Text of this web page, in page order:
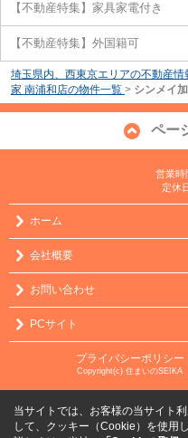
【不動産特集】家具家電付き
【不動産特集】外国籍可
埼玉県内、西東京エリアの不動産
家 南浦和店の物件一覧 > シンメイ
ペー
営業時
定休
ホーム
会社概要
お問い合わせ
PCサイト
プライバシーポリシー
Copyright(c) 住まいの
当サイトでは、お客様の当サイト
して、クッキー（Cookie）を使用し